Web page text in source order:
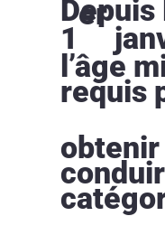
Depuis
1
er
l’âge
requis